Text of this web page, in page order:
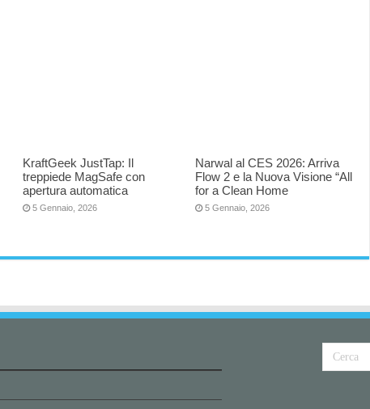
KraftGeek JustTap: Il
treppiede MagSafe con
apertura automatica
5 Gennaio, 2026
Narwal al CES 2026: Arriva
Flow 2 e la Nuova Visione “All
for a Clean Home
5 Gennaio, 2026